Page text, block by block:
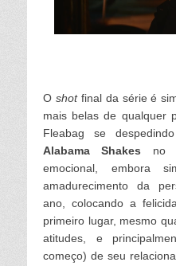
O shot final da série é
mais belas de qualquer
Fleabag se
Alabama Shakes no
emocional, embora
amadurecimento da
ano, colocando a
primeiro lugar, mesmo
atitudes, e
começo) de seu